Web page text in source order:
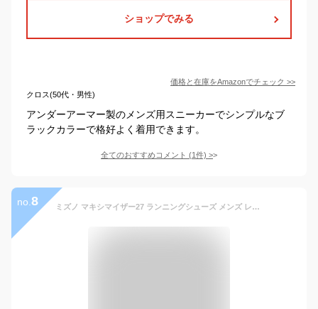
ショップでみる
価格と在庫をAmazonでチェック >>
クロス(50代・男性)
アンダーアーマー製のメンズ用スニーカーでシンプルなブ
ラックカラーで格好よく着用できます。
全てのおすすめコメント (1件) >
no. 8 ミズノ マキシマイザー27 ランニングシューズ メンズ レディース キッズ スニーカー MIZUNO K1GA2500 K1GA2501 K1GA2502 MAXIMIZER27 幅広 3E ランニング ジョギング マラソン プレゼント 実用的